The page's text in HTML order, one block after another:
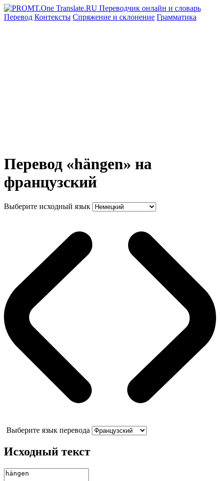
Перевод Контексты Спряжение и склонение Грамматика
Перевод «hängen» на
французский
Выберите исходный язык
Выберите язык перевода
Исходный текст